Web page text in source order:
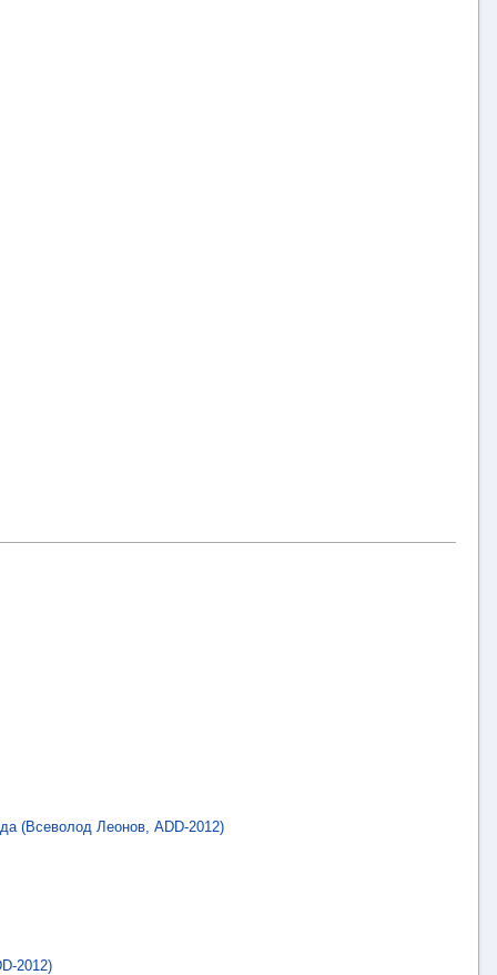
(Всеволод Леонов, ADD-2012)
2012)